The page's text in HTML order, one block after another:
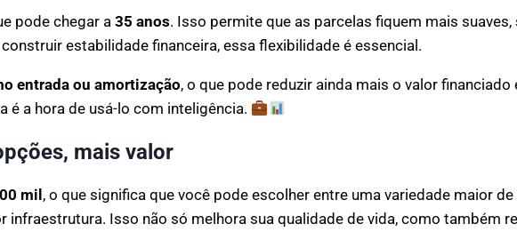
pode chegar a35 anos. Isso permite que as parcelas fiquem mais
estabilidade financeira, essa flexibilidade é essencial.
entrada ou amortização, o que pode reduzir ainda mais o valor financiado
é a hora de usá-lo com inteligência.
mais valor
mil , o que significa que você pode escolher entre uma variedade maior
Isso não só melhora sua qualidade de vida, como também